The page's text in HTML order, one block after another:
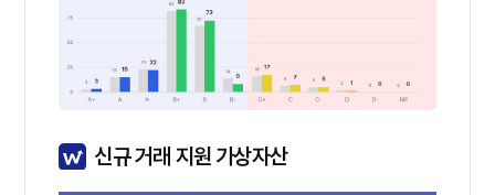
신규 거래 지원 가상자산